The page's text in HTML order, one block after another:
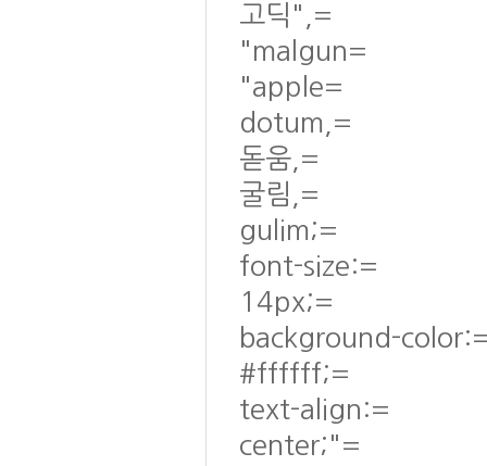
고딕",=
"malgun=
"apple=
dotum,=
돋움,=
굴림,=
gulim;=
font-size:=
14px;=
background-
#ffffff;=
text-align:=
center;"=